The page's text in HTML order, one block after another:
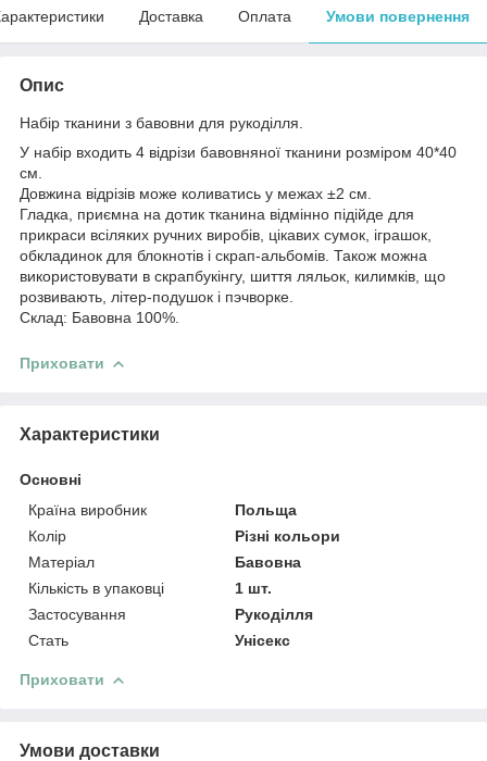
Доставка Оплата Умови повернення
Опис
Набір тканини з бавовни для рукоділля.
У набір входить 4 відрізи бавовняної тканини розміром 40*40
см.
Довжина відрізів може коливатись у межах ±2 см.
Гладка, приємна на дотик тканина відмінно підійде для
прикраси всіляких ручних виробів, цікавих сумок, іграшок,
обкладинок для блокнотів і скрап-альбомів. Також можна
використовувати в скрапбукінгу, шиття ляльок, килимків, що
розвивають, літер-подушок і пэчворке.
Склад: Бавовна 100%.
Приховати
Характеристики
Основні
Країна виробник
Польща
Колір
Різні кольори
Матеріал
Бавовна
Кількість в упаковці
1 шт.
Застосування
Рукоділля
Стать
Унісекс
Приховати
Умови доставки